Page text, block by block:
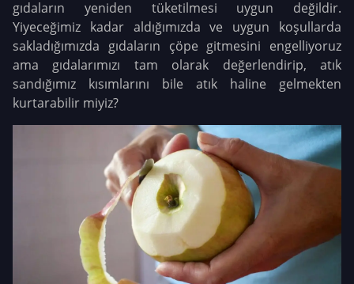
gıdaların yeniden tüketilmesi uygun değildir.
Yiyeceğimiz kadar aldığımızda ve uygun koşullarda
sakladığımızda gıdaların çöpe gitmesini engelliyoruz
ama gıdalarımızı tam olarak değerlendirip, atık
sandığımız kısımlarını bile atık haline gelmekten
kurtarabilir miyiz?